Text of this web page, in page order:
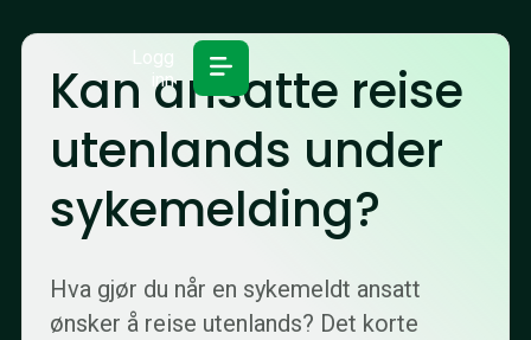
Logg
inn
Kan ansatte reise
utenlands under
sykemelding?
Hva gjør du når en sykemeldt ansatt
ønsker å reise utenlands? Det korte